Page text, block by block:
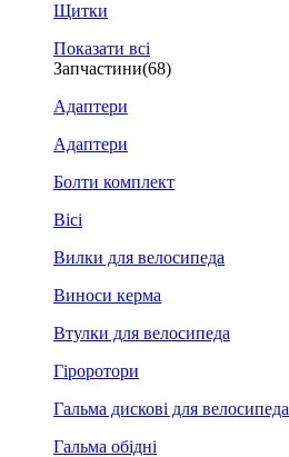
Щитки
Показати всі
Запчастини(68)
Адаптери
Адаптери
Болти комплект
Вісі
Вилки для велосипеда
Виноси керма
Втулки для велосипеда
Гіроротори
Гальма дискові для велосипеда
Гальма обідні